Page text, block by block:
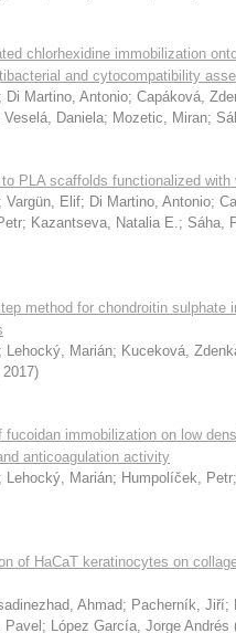
chlorhexidine immobilization
and cytocompatibility
; Di Martino, Antonio; Capáková,
Veselá, Daniela; Mozetic, Miran;
PLA scaffolds functionalized
; Vargün, Elif; Di Martino, Antonio;
; Kazantseva, Natalia E.; Sáha,
method for chondroitin sulphate
; Lehocký, Marián; Kuceková,
2017)
fucoidan immobilization on low
anticoagulation activity
; Lehocký, Marián; Humpolíček, Petr;
of HaCaT keratinocytes on
Ahmad; Pacherník, Jiří;
Pavel ; López García, Jorge Andrés